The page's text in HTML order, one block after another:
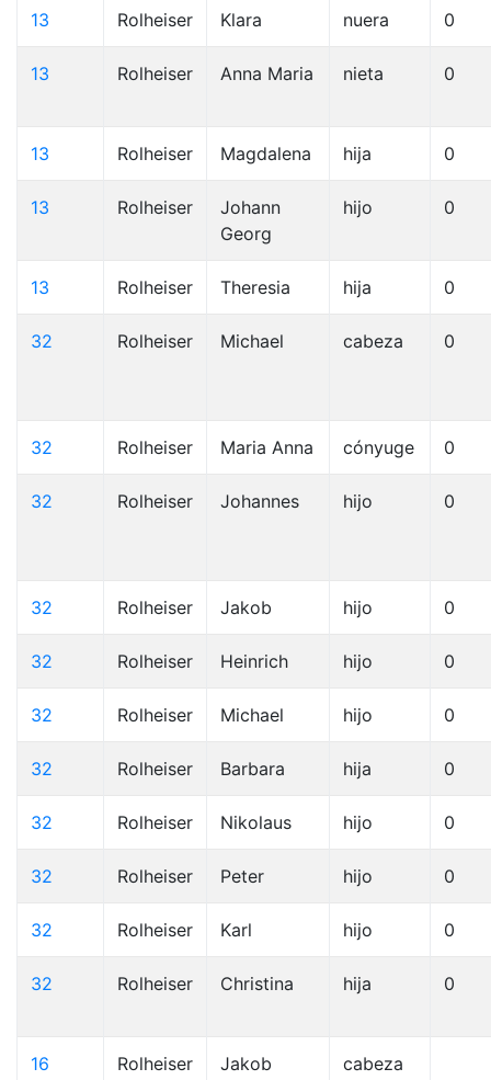
13 Rolheiser Klara nuera 0
13 Rolheiser Anna Maria nieta 0
13 Rolheiser Magdalena hija 0
13 Rolheiser
Johann
Georg
hijo 0
13 Rolheiser Theresia hija 0
32 Rolheiser Michael cabeza 0
32 Rolheiser Maria Anna cónyuge 0
32 Rolheiser Johannes hijo 0
32 Rolheiser Jakob hijo 0
32 Rolheiser Heinrich hijo 0
32 Rolheiser Michael hijo 0
32 Rolheiser Barbara hija 0
32 Rolheiser Nikolaus hijo 0
32 Rolheiser Peter hijo 0
32 Rolheiser Karl hijo 0
32 Rolheiser Christina hija 0
16 Rolheiser Jakob cabeza